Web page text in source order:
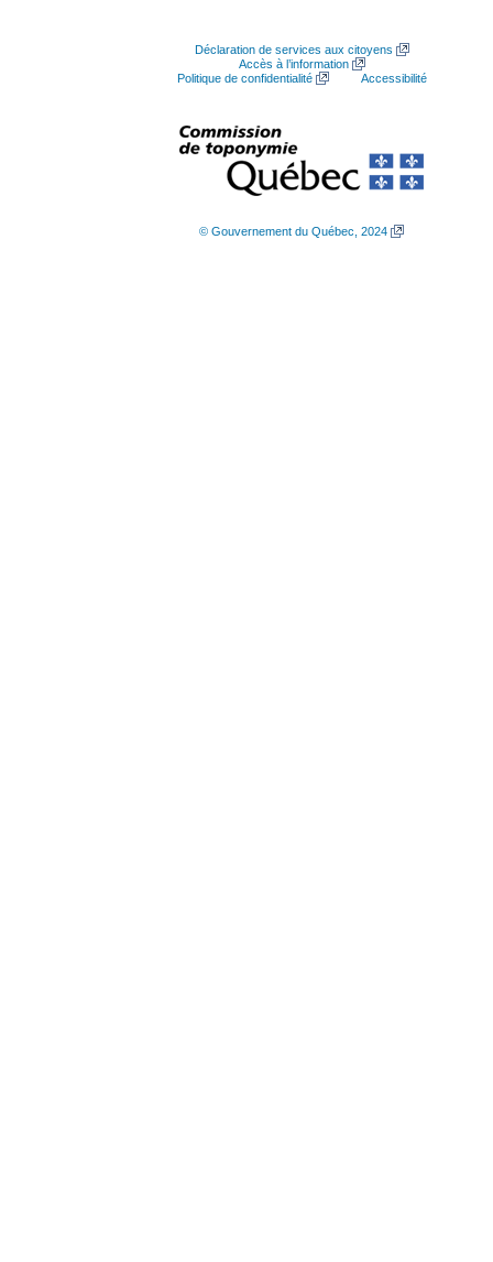
Déclaration de services aux citoyens
Accès à l’information
Politique de confidentialité
Accessibilité
© Gouvernement du Québec, 2024